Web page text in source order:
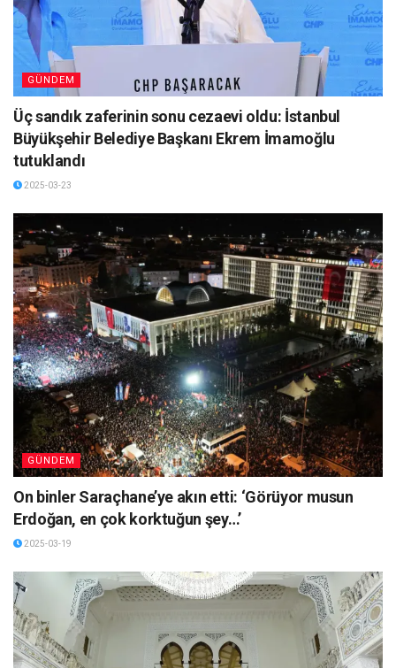
GÜNDEM
Üç sandık zaferinin sonu cezaevi oldu: İstanbul
Büyükşehir Belediye Başkanı Ekrem İmamoğlu
tutuklandı
2025-03-23
GÜNDEM
On binler Saraçhane’ye akın etti: ‘Görüyor musun
Erdoğan, en çok korktuğun şey…’
2025-03-19